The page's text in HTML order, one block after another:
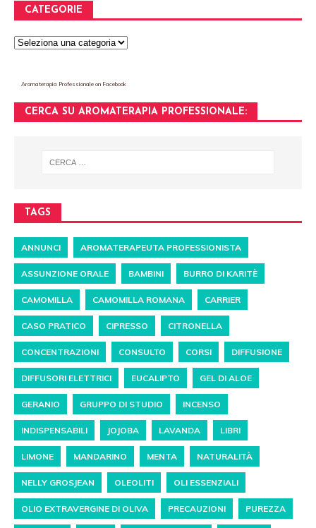
CATEGORIE
Aromaterapia Professionale on Facebook
CERCA SU AROMATERAPIA PROFESSIONALE:
TAGS
ANNUNCI AROMATERAPEUTA PROFESSIONISTA
ASSUNZIONE ORALE BAMBINI BURRO DI KARITÈ
CAMOMILLA CAMOMILLA ROMANA CARRIER
CASO PRATICO CIPRESSO CITRONELLA
CONCENTRAZIONI CONSULTO CORSI DIFFUSIONE
DIFFUSORI ELETTRICI EUCALIPTO GEL DI ALOE
GERANIO GRUPPO DI STUDIO INCENSO
INDISPENSABILI JOJOBA LAVANDA LIBRI
LIMONE MANDARINO MENTA NATURALITÀ
NELLY GROSJEAN OLEOLITI OLI ESSENZIALI
OLIO EXTRAVERGINE DI OLIVA PRECAUZIONI PUREZZA